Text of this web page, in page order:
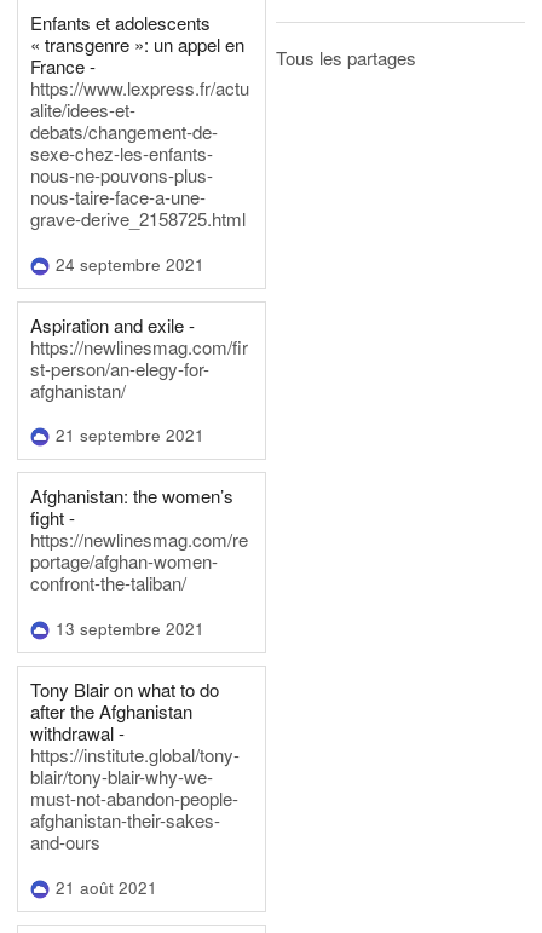
Enfants et adolescents
« transgenre »: un appel en
France -
https://www.lexpress.fr/actu
alite/idees-et-
debats/changement-de-
sexe-chez-les-enfants-
nous-ne-pouvons-plus-
nous-taire-face-a-une-
grave-derive_2158725.html
24 septembre 2021
Aspiration and exile -
https://newlinesmag.com/fir
st-person/an-elegy-for-
afghanistan/
21 septembre 2021
Afghanistan: the women’s
fight -
https://newlinesmag.com/re
portage/afghan-women-
confront-the-taliban/
13 septembre 2021
Tony Blair on what to do
after the Afghanistan
withdrawal -
https://institute.global/tony-
blair/tony-blair-why-we-
must-not-abandon-people-
afghanistan-their-sakes-
and-ours
21 août 2021
Tous les partages